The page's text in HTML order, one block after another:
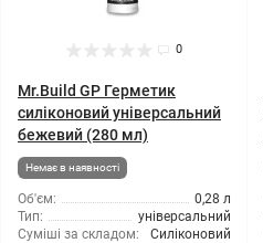
0
Mr.Build GP Герметик
силіконовий універсальний
бежевий (280 мл)
Немає в наявності
Об'єм:
0,28 л
Тип:
універсальний
Суміші за складом:
Силіконовий